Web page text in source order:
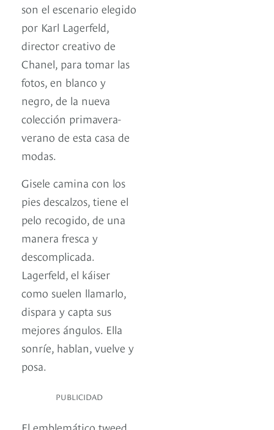
son el escenario elegido
por Karl Lagerfeld,
director creativo de
Chanel, para tomar las
fotos, en blanco y
negro, de la nueva
colección primavera-
verano de esta casa de
modas.
Gisele camina con los
pies descalzos, tiene el
pelo recogido, de una
manera fresca y
descomplicada.
Lagerfeld, el káiser
como suelen llamarlo,
dispara y capta sus
mejores ángulos. Ella
sonríe, hablan, vuelve y
posa.
PUBLICIDAD
El emblemático tweed